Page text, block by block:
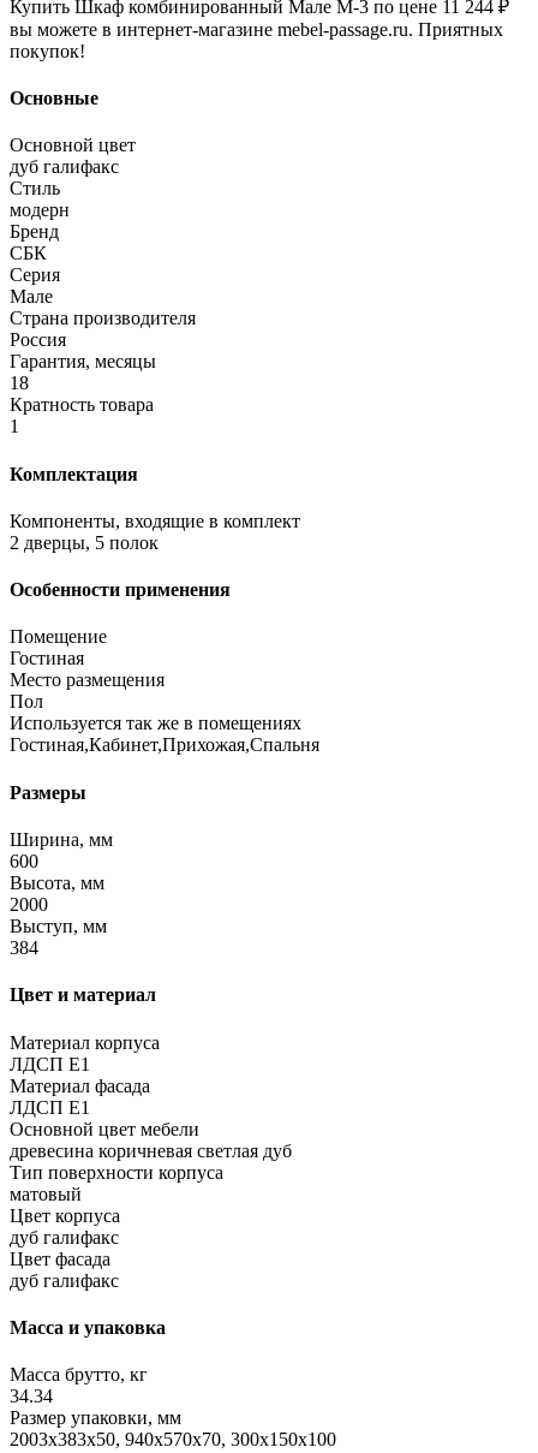
Купить Шкаф комбинированный Мале М-3 по цене 11 244 ₽
вы можете в интернет-магазине mebel-passage.ru. Приятных
покупок!
Основные
Основной цвет
дуб галифакс
Стиль
модерн
Бренд
СБК
Серия
Мале
Страна производителя
Россия
Гарантия, месяцы
18
Кратность товара
1
Комплектация
Компоненты, входящие в комплект
2 дверцы, 5 полок
Особенности применения
Помещение
Гостиная
Место размещения
Пол
Используется так же в помещениях
Гостиная,Кабинет,Прихожая,Спальня
Размеры
Ширина, мм
600
Высота, мм
2000
Выступ, мм
384
Цвет и материал
Материал корпуса
ЛДСП Е1
Материал фасада
ЛДСП Е1
Основной цвет мебели
древесина коричневая светлая дуб
Тип поверхности корпуса
матовый
Цвет корпуса
дуб галифакс
Цвет фасада
дуб галифакс
Масса и упаковка
Масса брутто, кг
34.34
Размер упаковки, мм
2003x383x50, 940x570x70, 300x150x100